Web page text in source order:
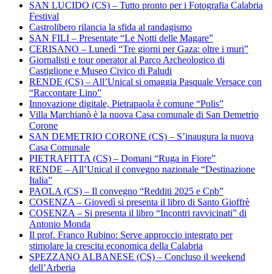
SAN LUCIDO (CS) – Tutto pronto per i Fotografia Calabria
Festival
Castrolibero rilancia la sfida al randagismo
SAN FILI – Presentate “Le Notti delle Magare”
CERISANO – Lunedì “Tre giorni per Gaza: oltre i muri”
Giornalisti e tour operator al Parco Archeologico di
Castiglione e Museo Civico di Paludi
RENDE (CS) – All’Unical si omaggia Pasquale Versace con
“Raccontare Lino”
Innovazione digitale, Pietrapaola è comune “Polis”
Villa Marchianò è la nuova Casa comunale di San Demetrio
Corone
SAN DEMETRIO CORONE (CS) – S’inaugura la nuova
Casa Comunale
PIETRAFITTA (CS) – Domani “Ruga in Fiore”
RENDE – All’Unical il convegno nazionale “Destinazione
Italia”
PAOLA (CS) – Il convegno “Redditi 2025 e Cpb”
COSENZA – Giovedì si presenta il libro di Santo Gioffrè
COSENZA – Si presenta il libro “Incontri ravvicinati” di
Antonio Monda
Il prof. Franco Rubino: Serve approccio integrato per
stimolare la crescita economica della Calabria
SPEZZANO ALBANESE (CS) – Concluso il weekend
dell’Arberia